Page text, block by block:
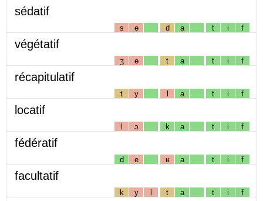
sédatif
s e d a t i f
végétatif
ʒ e t a t i f
récapitulatif
t y l a t i f
locatif
l ɔ k a t i f
fédératif
d e ʁ a t i f
facultatif
k y l t a t i f